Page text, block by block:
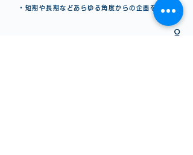
・短期や長期などあらゆる角度からの企画を考える